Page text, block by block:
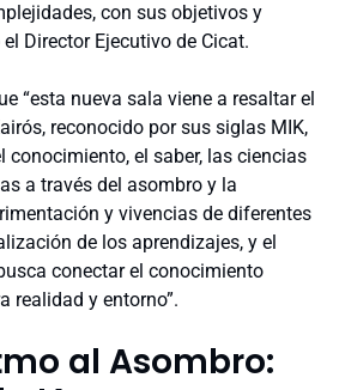
con sus objetivos y
Director Ejecutivo de Cicat.
“esta nueva sala viene a resaltar el
reconocido por sus siglas MIK,
conocimiento, el saber, las ciencias
a través del asombro y la
y vivencias de diferentes
de los aprendizajes, y el
conectar el conocimiento
realidad y entorno”.
al Asombro: